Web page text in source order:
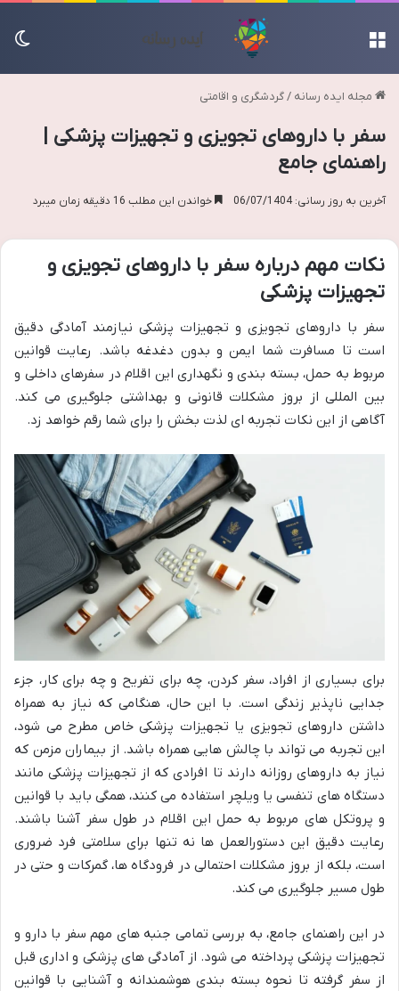
مجله ایده رسانه /گردشگری و اقامتی
سفر با داروهای تجویزی و تجهیزات پزشکی |
راهنمای جامع
آخرین به روز رسانی: 06/07/1404 خواندن این مطلب 16 دقیقه زمان میبرد
نکات مهم درباره سفر با داروهای تجویزی و
تجهیزات پزشکی
سفر با داروهای تجویزی و تجهیزات پزشکی نیازمند آمادگی دقیق
است تا مسافرت شما ایمن و بدون دغدغه باشد. رعایت قوانین
مربوط به حمل، بسته بندی و نگهداری این اقلام در سفرهای داخلی و
بین المللی از بروز مشکلات قانونی و بهداشتی جلوگیری می کند.
آگاهی از این نکات تجربه ای لذت بخش را برای شما رقم خواهد زد.
برای بسیاری از افراد، سفر کردن، چه برای تفریح و چه برای کار، جزء
جدایی ناپذیر زندگی است. با این حال، هنگامی که نیاز به همراه
داشتن داروهای تجویزی یا تجهیزات پزشکی خاص مطرح می شود،
این تجربه می تواند با چالش هایی همراه باشد. از بیماران مزمن که
نیاز به داروهای روزانه دارند تا افرادی که از تجهیزات پزشکی مانند
دستگاه های تنفسی یا ویلچر استفاده می کنند، همگی باید با قوانین
و پروتکل های مربوط به حمل این اقلام در طول سفر آشنا باشند.
رعایت دقیق این دستورالعمل ها نه تنها برای سلامتی فرد ضروری
است، بلکه از بروز مشکلات احتمالی در فرودگاه ها، گمرکات و حتی در
طول مسیر جلوگیری می کند.
در این راهنمای جامع، به بررسی تمامی جنبه های مهم سفر با دارو و
تجهیزات پزشکی پرداخته می شود. از آمادگی های پزشکی و اداری قبل
از سفر گرفته تا نحوه بسته بندی هوشمندانه و آشنایی با قوانین